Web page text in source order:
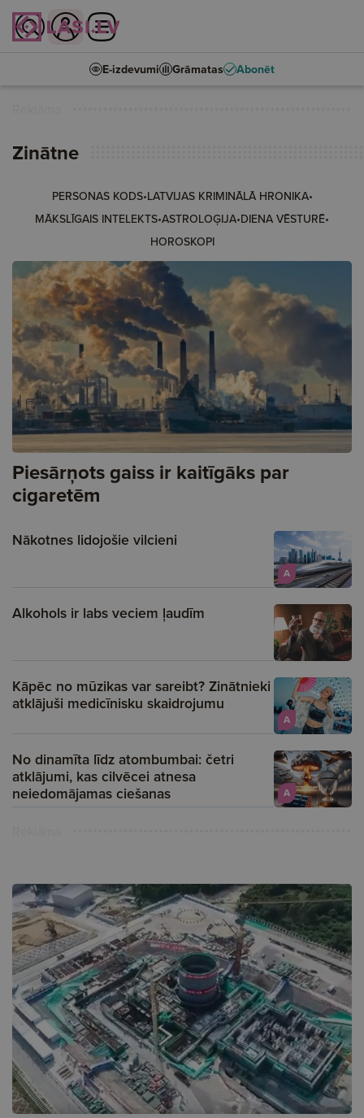
E-izdevumi Grāmatas Abonēt
Zinātne
PERSONAS KODS•LATVIJAS KRIMINĀLĀ HRONIKA•
MĀKSLĪGAIS INTELEKTS•ASTROLOĢIJA•DIENA VĒSTURĒ•
HOROSKOPI
Piesārņots gaiss ir kaitīgāks par
cigaretēm
A
Nākotnes lidojošie vilcieni
Alkohols ir labs veciem ļaudīm
A
Kāpēc no mūzikas var sareibt? Zinātnieki
atklājuši medicīnisku skaidrojumu
A
No dinamīta līdz atombumbai: četri
atklājumi, kas cilvēcei atnesa
neiedomājamas ciešanas